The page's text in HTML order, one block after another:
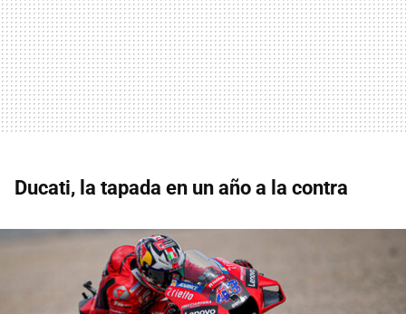
Ducati, la tapada en un año a la contra